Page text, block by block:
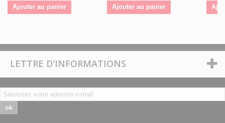
Ajouter au panier Ajouter au panier
LETTRE D'INFORMATIONS
ok